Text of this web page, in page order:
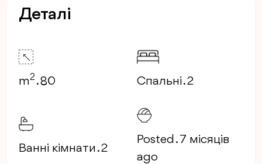
Деталі
m2 . 80 Спальні . 2
Ванні кімнати . 2
Posted . 7 місяців
ago